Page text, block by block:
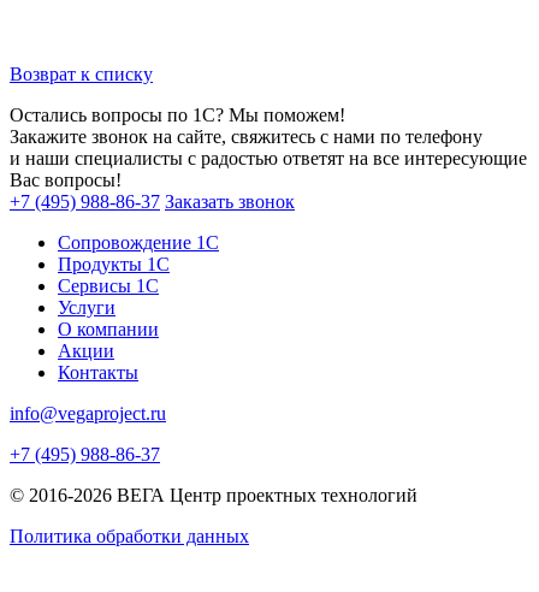
Возврат к списку
Остались вопросы по 1С? Мы поможем!
Закажите звонок на сайте, свяжитесь с нами по телефону
и наши специалисты с радостью ответят на все интересующие
Вас вопросы!
+7 (495) 988-86-37 Заказать звонок
Сопровождение 1С
Продукты 1С
Сервисы 1С
Услуги
О компании
Акции
Контакты
info@vegaproject.ru
+7 (495) 988-86-37
© 2016-2026 ВЕГА Центр проектных технологий
Политика обработки данных